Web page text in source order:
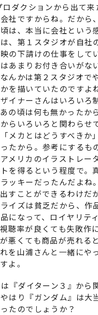
ロダクションから出て来
社ですからね。だから
は、本当に会社という
、第１スタジオが自社
の下請けの仕事をして
あまりお付き合いがな
なんかは第２スタジオで
を描いていたのですよ
イナーさんはいろいろ
の頃は何も無かったか
らいろいろと関わらせ
メカとはどうすべきか
たから。参考にするも
メリカのイラストレー
を得るという程度で。
ッキーだったんだよね
すことができるわけだ
イズは貧乏だから、作
になって、ロイヤリテ
聴率が良くても失敗作
悪くても商品が売れる
を山浦さんと一緒にや
よ。
は『ダイターン３ 』から
はり『ガンダム』は大
たのでしょうか？